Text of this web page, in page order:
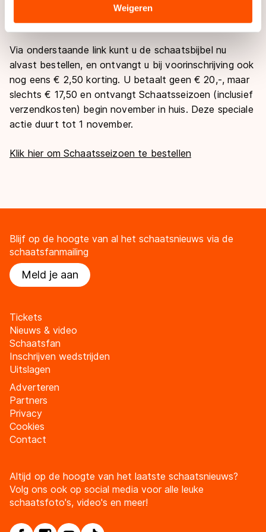
Sommige partners kunnen gegevens doorgeven aan
landen buiten de EU, zoals de VS, waar mogelijk geen
adequaat beschermingsniveau geldt volgens de GDPR.
Door op ‘Toestaan’ te klikken, stemt u in met deze
overdracht. Meer informatie vindt u in onscookiebeleid.
Weigeren
u nergens anders tegenkwam. Nu dus wel in dit boek,
deze keer met liefst 192 pagina’s in kleur.
Via onderstaande link kunt u de schaatsbijbel nu
alvast bestellen, en ontvangt u bij voorinschrijving ook
nog eens € 2,50 korting. U betaalt geen € 20,-, maar
slechts € 17,50 en ontvangt Schaatsseizoen (inclusief
verzendkosten) begin november in huis. Deze speciale
actie duurt tot 1 november.
Klik hier om Schaatsseizoen te bestellen
Blijf op de hoogte van al het schaatsnieuws via de
schaatsfanmailing
Meld je aan
Tickets
Nieuws & video
Schaatsfan
Inschrijven wedstrijden
Uitslagen
Adverteren
Partners
Privacy
Cookies
Contact
Altijd op de hoogte van het laatste schaatsnieuws?
Volg ons ook op social media voor alle leuke
schaatsfoto's, video's en meer!